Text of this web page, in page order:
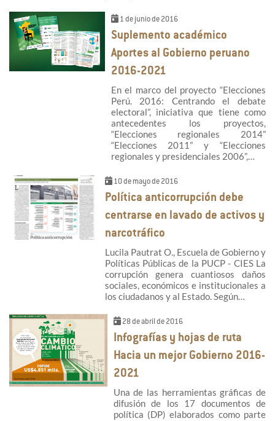
1 de junio de 2016
Suplemento académico
Aportes al Gobierno peruano
2016-2021
En el marco del proyecto “Elecciones
Perú. 2016: Centrando el debate
electoral”, iniciativa que tiene como
antecedentes los proyectos,
“Elecciones regionales 2014”
“Elecciones 2011” y “Elecciones
regionales y presidenciales 2006”,…
10 de mayo de 2016
Política anticorrupción debe
centrarse en lavado de activos y
narcotráfico
Lucila Pautrat O., Escuela de Gobierno y
Políticas Públicas de la PUCP - CIES La
corrupción genera cuantiosos daños
sociales, económicos e institucionales a
los ciudadanos y al Estado. Según…
28 de abril de 2016
Infografías y hojas de ruta
Hacia un mejor Gobierno 2016-
2021
Una de las herramientas gráficas de
difusión de los 17 documentos de
política (DP) elaborados como parte